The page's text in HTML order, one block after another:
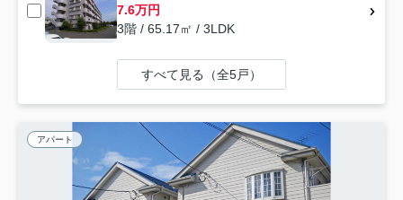
7.6万円
3階 / 65.17㎡ / 3LDK
すべて見る（全5戸）
アパート